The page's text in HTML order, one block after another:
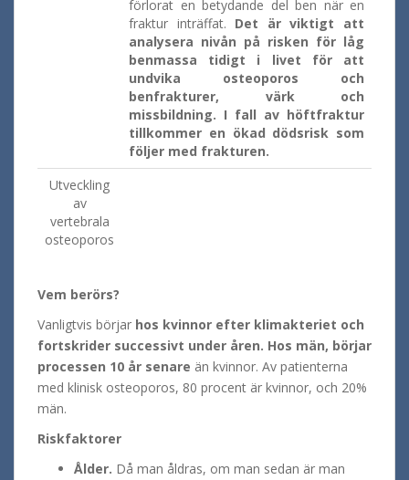
förlorat en betydande del ben när en
fraktur inträffat. Det är viktigt att
analysera nivån på risken för låg
benmassa tidigt i livet för att
undvika osteoporos och
benfrakturer, värk och
missbildning. I fall av höftfraktur
tillkommer en ökad dödsrisk som
följer med frakturen.
Utveckling
av
vertebrala
osteoporos
Vem berörs?
Vanligtvis börjar hos kvinnor efter klimakteriet och
fortskrider successivt under åren. Hos män, börjar
processen 10 år senare än kvinnor. Av patienterna
med klinisk osteoporos, 80 procent är kvinnor, och 20%
män.
Riskfaktorer
Ålder. Då man åldras, om man sedan är man